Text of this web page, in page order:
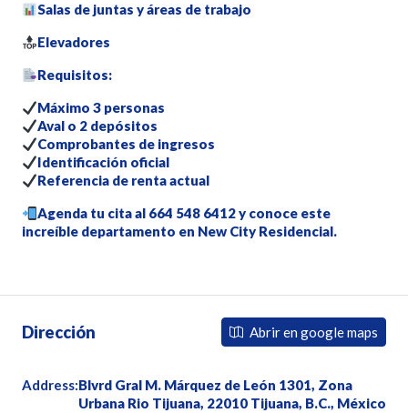
Salas de juntas y áreas de trabajo
Elevadores
Requisitos:
Máximo 3 personas
Aval o 2 depósitos
Comprobantes de ingresos
Identificación oficial
Referencia de renta actual
Agenda tu cita al 664 548 6412 y conoce este
increíble departamento en New City Residencial.
Dirección Abrir en google maps
Address:Blvrd Gral M. Márquez de León 1301, Zona
Urbana Rio Tijuana, 22010 Tijuana, B.C., México